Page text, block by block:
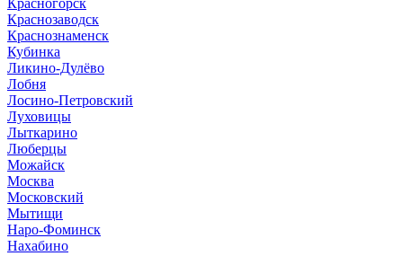
Краснозаводск
Краснознаменск
Кубинка
Ликино-Дулёво
Лобня
Лосино-Петровский
Луховицы
Лыткарино
Люберцы
Можайск
Москва
Московский
Мытищи
Наро-Фоминск
Нахабино